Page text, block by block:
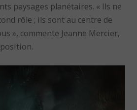
paysages planétaires. « Ils ne
rôle ; ils sont au centre de
», commente Jeanne Mercier,